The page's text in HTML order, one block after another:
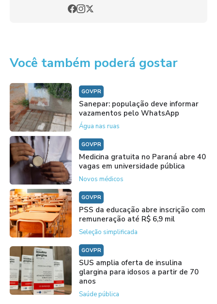
Você também poderá gostar
GOVPR
Sanepar: população deve informar
vazamentos pelo WhatsApp
Água nas ruas
GOVPR
Medicina gratuita no Paraná abre 40
vagas em universidade pública
Novos médicos
GOVPR
PSS da educação abre inscrição com
remuneração até R$ 6,9 mil
Seleção simplificada
GOVPR
SUS amplia oferta de insulina
glargina para idosos a partir de 70
anos
Saúde pública